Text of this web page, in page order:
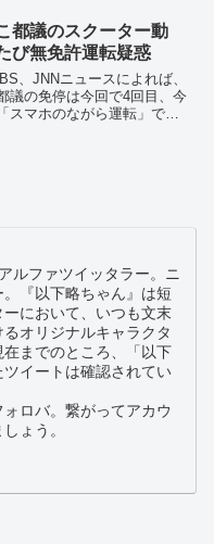
無免許運転をしたという道
都議のスクーター動
無免許運転疑惑
、JNNニュースによれば、
議の免停は今回で4回目、今
スマホのながら運転」であ
ルファツイッタラー。ニ
『以下略ちゃん』は短
において、いつも文末
オリジナルキャラクタ
までのところ、「以下
イートは確認されてい
ロバ。繋がってアカウ
ょう。